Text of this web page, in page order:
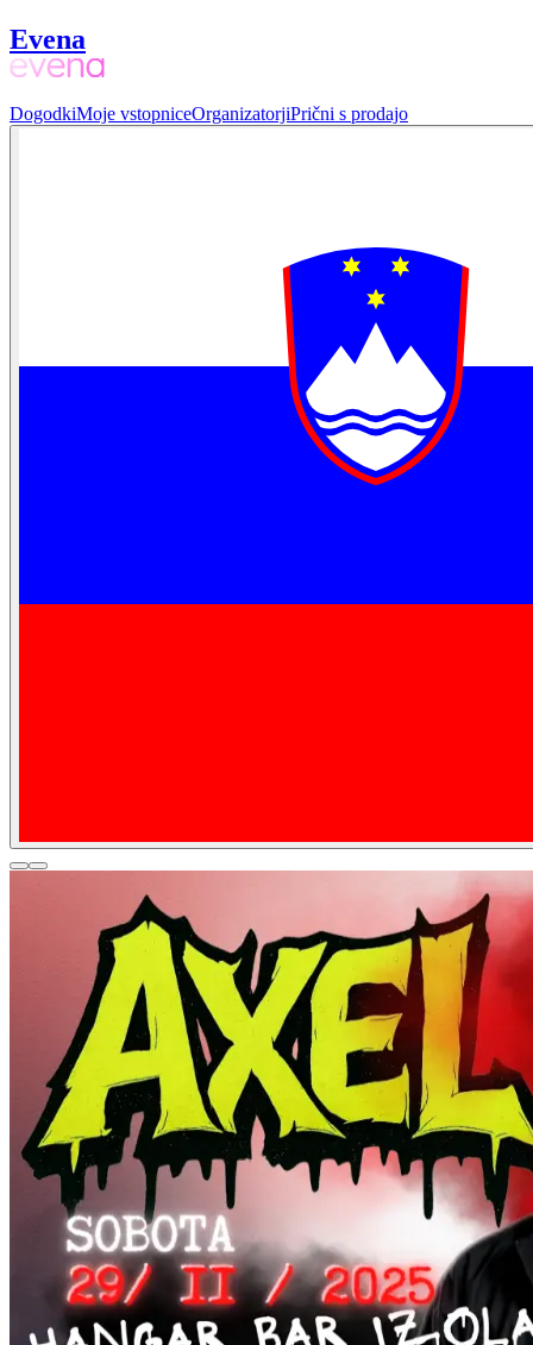
Evena
DogodkiMoje vstopniceOrganizatorjiPrični s prodajo